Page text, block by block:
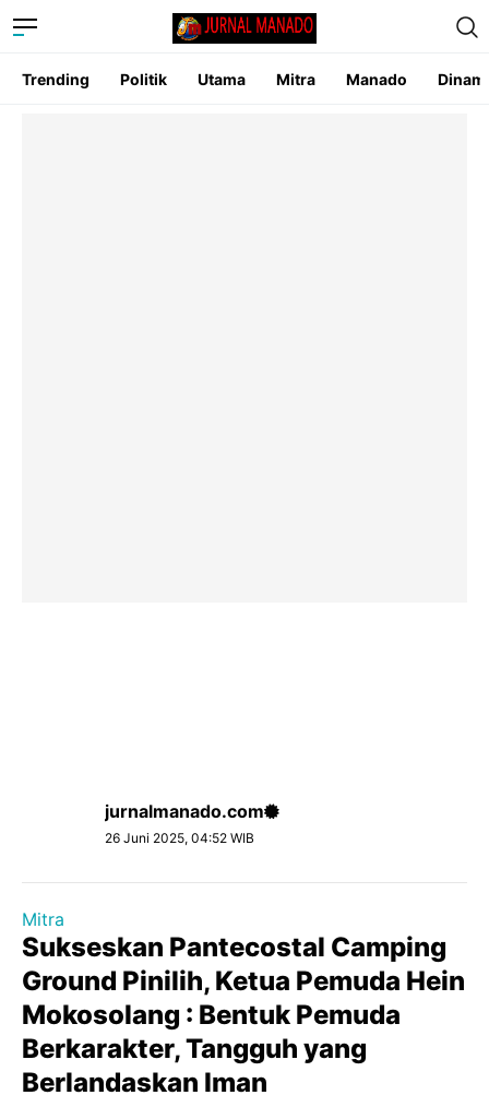
Trending Politik Utama Mitra Manado
jurnalmanado.com
26 Juni 2025, 04:52 WIB
Mitra
Sukseskan Pantecostal Camping
Ground Pinilih, Ketua Pemuda Hein
Mokosolang : Bentuk Pemuda
Berkarakter, Tangguh yang
Berlandaskan Iman